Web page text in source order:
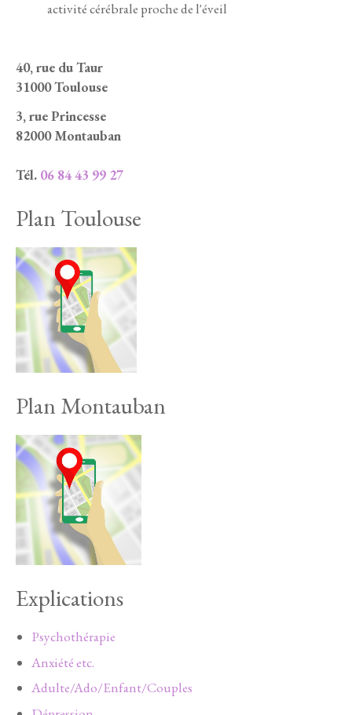
activité cérébrale proche de l'éveil
40, rue du Taur
31000 Toulouse
3, rue Princesse
82000 Montauban
Tél. 06 84 43 99 27
Plan Toulouse
Plan Montauban
Explications
Psychothérapie
Anxiété etc.
Adulte/Ado/Enfant/Couples